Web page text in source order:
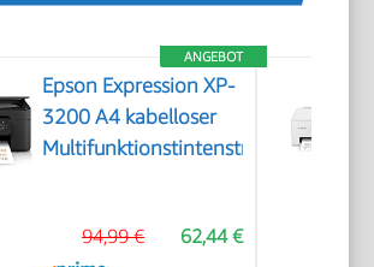
ANGEBOT
Epson Expression XP-
3200 A4 kabelloser
Multifunktionstintenstrahldrucker
62,44 €
94,99 €